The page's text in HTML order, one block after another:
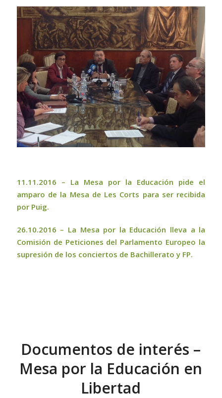
11.11.2016 – La Mesa por la Educación pide el
amparo de la Mesa de Les Corts para ser recibida
por Puig.
26.10.2016 – La Mesa por la Educación lleva a la
Comisión de Peticiones del Parlamento Europeo la
supresión de los conciertos de Bachillerato y FP.
Documentos de interés –
Mesa por la Educación en
Libertad